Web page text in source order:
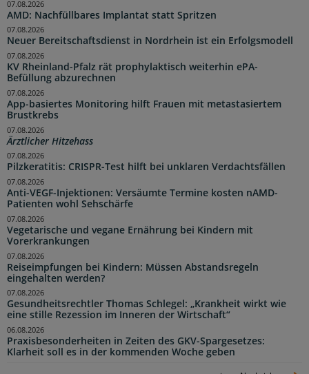
AMD: Nachfüllbares Implantat statt Spritzen
07.08.2026
Neuer Bereitschaftsdienst in Nordrhein ist ein Erfolgsmodell
07.08.2026
KV Rheinland-Pfalz rät prophylaktisch weiterhin ePA-
Befüllung abzurechnen
07.08.2026
App-basiertes Monitoring hilft Frauen mit metastasiertem
Brustkrebs
07.08.2026
Ärztlicher Hitzehass
07.08.2026
Pilzkeratitis: CRISPR-Test hilft bei unklaren Verdachtsfällen
07.08.2026
Anti-VEGF-Injektionen: Versäumte Termine kosten nAMD-
Patienten wohl Sehschärfe
07.08.2026
Vegetarische und vegane Ernährung bei Kindern mit
Vorerkrankungen
07.08.2026
Reiseimpfungen bei Kindern: Müssen Abstandsregeln
eingehalten werden?
07.08.2026
Gesundheitsrechtler Thomas Schlegel: „Krankheit wirkt wie
eine stille Rezession im Inneren der Wirtschaft“
07.08.2026
Praxisbesonderheiten in Zeiten des GKV-Spargesetzes:
Klarheit soll es in der kommenden Woche geben
06.08.2026